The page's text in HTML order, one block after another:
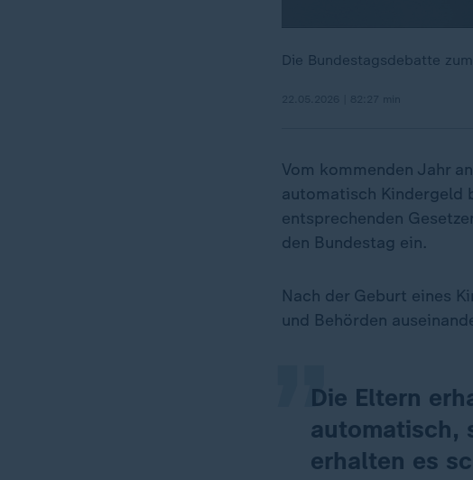
Die Bundestagsdebatte
Vom kommenden Jahr
automatisch Kindergeld
entsprechenden
den Bundestag ein.
Nach der Geburt eines
und Behörden
Die Eltern
automatisch,
erhalten es
„